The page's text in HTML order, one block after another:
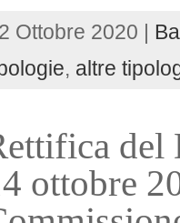
Ottobre 2020 |
, altre
del
ottobre